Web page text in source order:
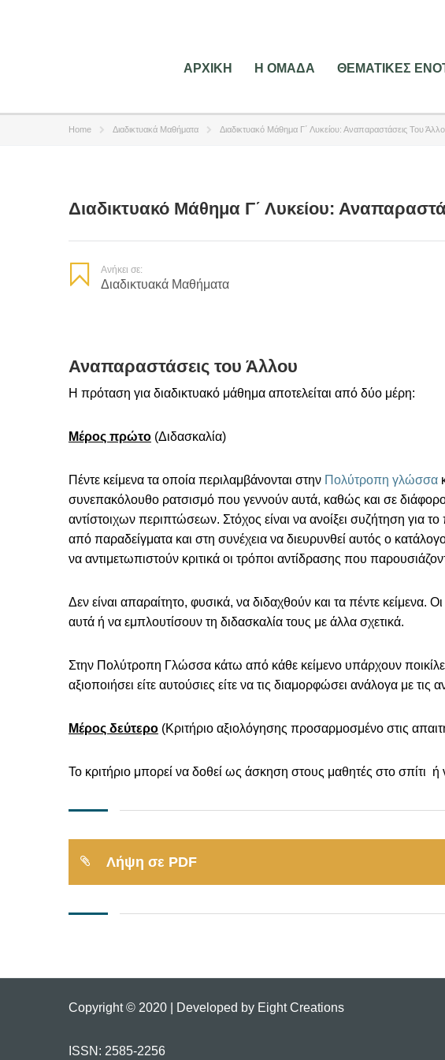
ΑΡΧΙΚΗ Η ΟΜΑΔΑ ΘΕΜΑΤΙΚΕΣ
Home Διαδικτυακά Μαθήματα Διαδικτυακό Μάθημα Γ΄ Λυκείου: Αναπαραστάσεις Του
Διαδικτυακό Μάθημα Γ΄ Λυκείου:
Ανήκει σε:
Διαδικτυακά Μαθήματα
Αναπαραστάσεις του Άλλου
Η πρόταση για διαδικτυακό μάθημα αποτελείται από δύο μέρη:
Μέρος πρώτο (Διδασκαλία)
Πέντε κείμενα τα οποία περιλαμβάνονται στην Πολύτροπη γλώσσα
συνεπακόλουθο ρατσισμό που γεννούν αυτά, καθώς και σε
αντίστοιχων περιπτώσεων. Στόχος είναι να ανοίξει συζήτηση για το
από παραδείγματα και στη συνέχεια να διευρυνθεί αυτός ο
να αντιμετωπιστούν κριτικά οι τρόποι αντίδρασης που
Δεν είναι απαραίτητο, φυσικά, να διδαχθούν και τα πέντε
αυτά ή να εμπλουτίσουν τη διδασκαλία τους με άλλα σχετικά.
Στην Πολύτροπη Γλώσσα κάτω από κάθε κείμενο υπάρχουν
αξιοποιήσει είτε αυτούσιες είτε να τις διαμορφώσει ανάλογα με
Μέρος δεύτερο (Κριτήριο αξιολόγησης προσαρμοσμένο στις
Το κριτήριο μπορεί να δοθεί ως άσκηση στους μαθητές στο σπίτι ή
Λήψη σε PDF
Copyright © 2020 | Developed by Eight Creations
ISSN: 2585-2256